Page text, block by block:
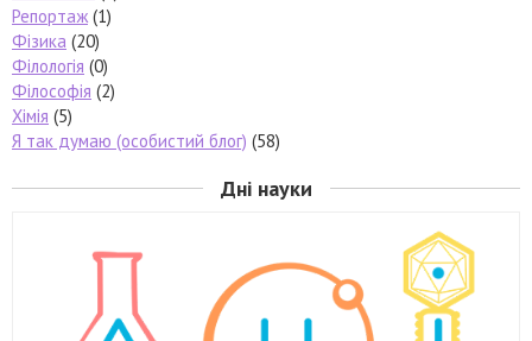
Репортаж (1)
Фізика (20)
Філологія (0)
Філософія (2)
Хімія (5)
Я так думаю (особистий блог) (58)
Дні науки